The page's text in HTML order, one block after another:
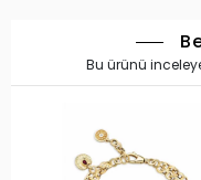
Bu ürünü